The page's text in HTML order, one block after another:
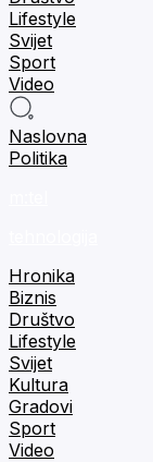
Lifestyle
Svijet
Sport
Video
Naslovna
Politika
Hronika
Biznis
Društvo
Lifestyle
Svijet
Kultura
Gradovi
Sport
Video